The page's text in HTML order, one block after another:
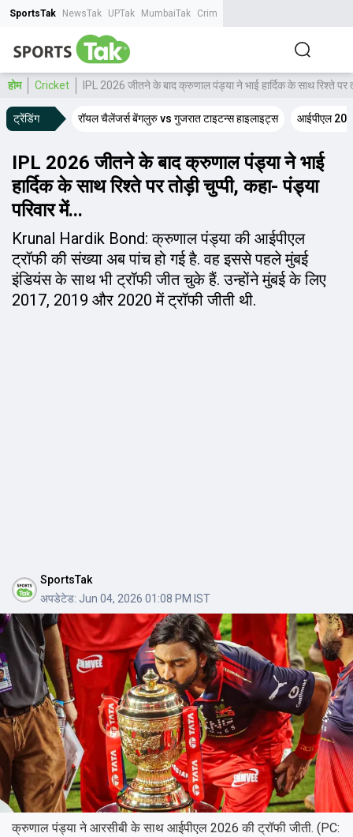
SportsTak NewsTak UPTak MumbaiTak CrimeTak
होम Cricket IPL 2026 जीतने के बाद क्रुणाल पंड्या ने भाई हार्द‍िक के साथ र‍िश्ते पर
ट्रेंडिंग रॉयल चैलेंजर्स बेंगलुरु vs गुजरात टाइटन्स हाइलाइट्स आईपीएल
IPL 2026 जीतने के बाद क्रुणाल पंड्या ने भाई
हार्द‍िक के साथ र‍िश्ते पर तोड़ी चुप्पी, कहा- पंड्या
पर‍िवार में...
Krunal Hardik Bond: क्रुणाल पंड्या की आईपीएल
ट्रॉफी की संख्या अब पांच हो गई है. वह इससे पहले मुंबई
इंडियंस के साथ भी ट्रॉफी जीत चुके हैं. उन्होंने मुंबई के लिए
2017, 2019 और 2020 में ट्रॉफी जीती थी.
SportsTak
अपडेटेड: Jun 04, 2026 01:08 PM IST
क्रुणाल पंड्या ने आरसीबी के साथ आईपीएल 2026 की ट्रॉफी जीती. (PC: